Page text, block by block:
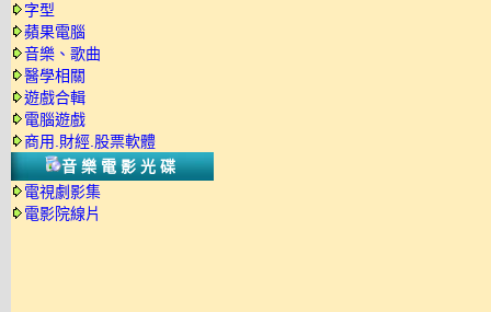
字型
蘋果電腦
音樂、歌曲
醫學相關
遊戲合輯
電腦遊戲
商用.財經.股票軟體
音樂電影光碟
電視劇影集
電影院線片